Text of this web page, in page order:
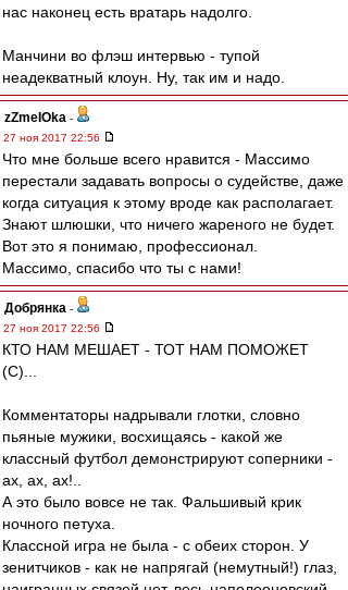
нас наконец есть вратарь надолго.
Манчини во флэш интервью - тупой
неадекватный клоун. Ну, так им и надо.
zZmeIOka -
27 ноя 2017 22:56
Что мне больше всего нравится - Массимо
перестали задавать вопросы о судействе, даже
когда ситуация к этому вроде как располагает.
Знают шлюшки, что ничего жареного не будет.
Вот это я понимаю, профессионал.
Массимо, спасибо что ты с нами!
Добрянка -
27 ноя 2017 22:56
КТО НАМ МЕШАЕТ - ТОТ НАМ ПОМОЖЕТ
(С)...
Комментаторы надрывали глотки, словно
пьяные мужики, восхищаясь - какой же
классный футбол демонстрируют соперники -
ах, ах, ах!..
А это было вовсе не так. Фальшивый крик
ночного петуха.
Классной игра не была - с обеих сторон. У
зенитчиков - как не напрягай (немутный!) глаз,